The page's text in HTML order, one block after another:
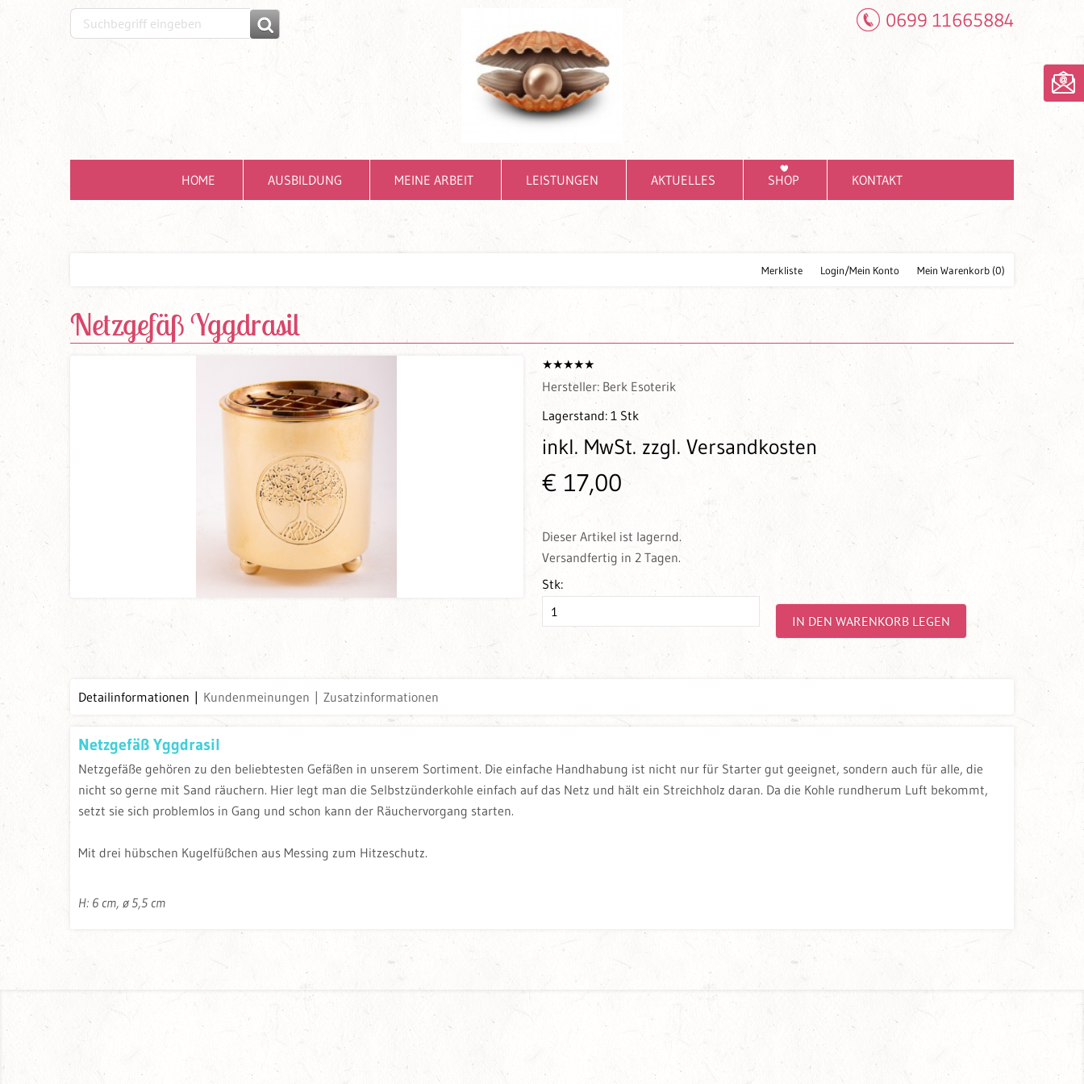
0699 11665884
HOME AUSBILDUNG MEINE ARBEIT LEISTUNGEN AKTUELLES SHOP KONTAKT
Mein Warenkorb (0)
Login/Mein Konto
Merkliste
Netzgefäß Yggdrasil
Hersteller: Berk Esoterik
Lagerstand: 1 Stk
inkl. MwSt. zzgl. Versandkosten
€ 17,00
Dieser Artikel ist lagernd.
Versandfertig in 2 Tagen.
Stk:
IN DEN WARENKORB LEGEN
Detailinformationen Kundenmeinungen Zusatzinformationen
Netzgefäß Yggdrasil
Netzgefäße gehören zu den beliebtesten Gefäßen in unserem Sortiment. Die einfache Handhabung ist nicht nur für Starter gut geeignet, sondern auch für alle, die
nicht so gerne mit Sand räuchern. Hier legt man die Selbstzünderkohle einfach auf das Netz und hält ein Streichholz daran. Da die Kohle rundherum Luft bekommt,
setzt sie sich problemlos in Gang und schon kann der Räuchervorgang starten.
Mit drei hübschen Kugelfüßchen aus Messing zum Hitzeschutz.
H: 6 cm, ø 5,5 cm